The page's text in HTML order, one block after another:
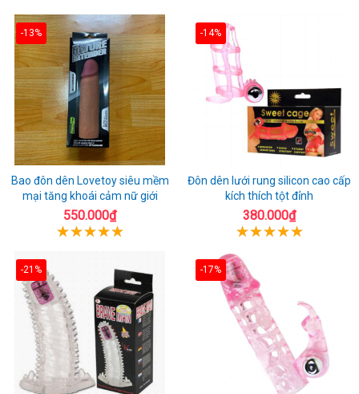
-13%
Bao đôn dên Lovetoy siêu mềm
mại tăng khoái cảm nữ giới
550.000₫
-14%
Đôn dên lưới rung silicon cao cấp
kích thích tột đỉnh
380.000₫
-21% -17%